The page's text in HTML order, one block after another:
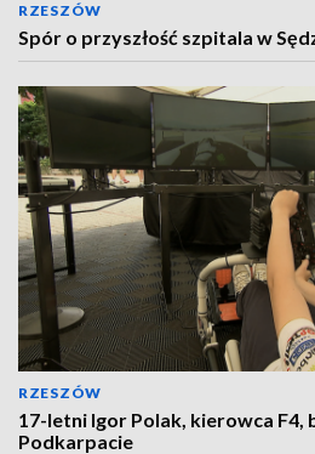
RZESZÓW
Spór o przyszłość szpitala w
RZESZÓW
17-letni Igor Polak, kierowca F4,
Podkarpacie